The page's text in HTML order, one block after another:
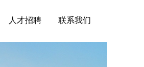
人才招聘 联系我们